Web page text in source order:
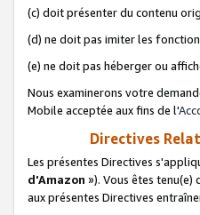
(c) doit présenter du contenu
(d) ne doit pas imiter les
(e) ne doit pas héberger ou
Nous examinerons votre
Mobile acceptée aux fins de l'
Directives
Les présentes Directives
d'Amazon »). Vous êtes
aux présentes Directives